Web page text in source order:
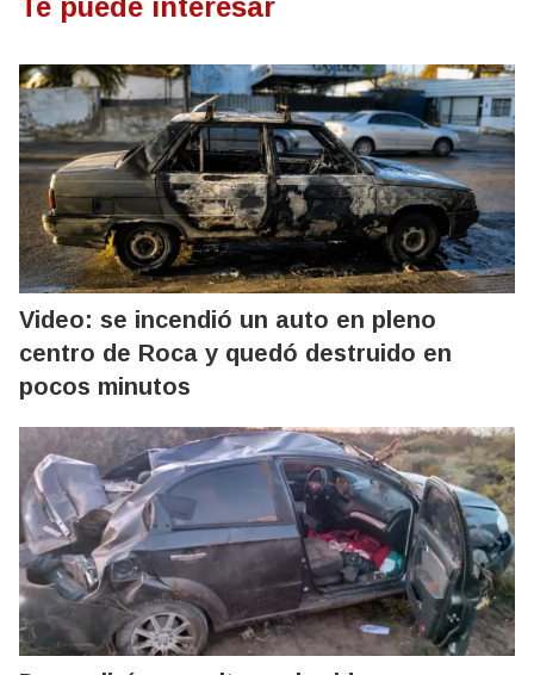
Te puede interesar
Video: se incendió un auto en pleno
centro de Roca y quedó destruido en
pocos minutos